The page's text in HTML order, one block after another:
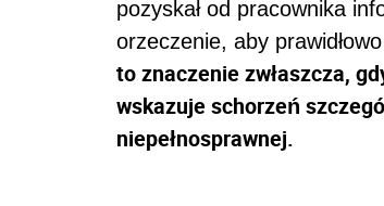
pozyskał od pracownika
orzeczenie, aby
to znaczenie zwłaszcza,
wskazuje schorzeń
niepełnosprawnej.